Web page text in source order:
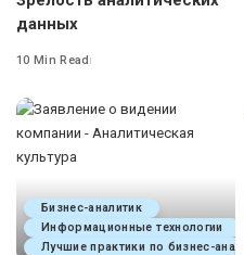
данных
10 Min Read
Бизнес-аналитик
Информационные технологии
Лучшие практики по бизнес-